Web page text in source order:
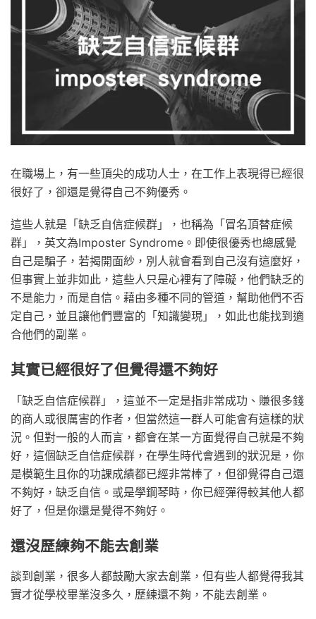
在職場上，有一些頂尖的成功人士，在工作上表現得已經很
很好了，卻還是覺得自己不夠優秀。
這些人就是「缺乏自信症候群」，也稱為「冒名頂替症候
群」，英文為Imposter Syndrome。即使很優秀也總感覺
自己是騙子，若揭開面紗，別人就會看到自己沒有這麼好，
但事實上並非如此，這些人只是心裡有了障礙，他們缺乏的
不是能力，而是自信。藉由多種不同的管道，幫助他們不否
定自己，並且讓他們豐富的「知識變現」，如此也能找到適
合他們的副業。
其實已經很好了但覺得還不夠好
「缺乏自信症候群」，這並不一定是指非常成功、賺很多錢
的商人或很厲害的作者，但當然這一群人可能會有這樣的狀
況。但對一般的人而言，都會在某一方面覺得自己就是不夠
好，這個缺乏自信症候群，在學生時代會遇到的狀況是，你
是模範生且你的功課成績都已經非常棒了，但卻覺得自己還
不夠好，缺乏自信。或是學鋼琴時，你已經彈得較其他人都
好了，但是你還是覺得不夠好。
還沒歷練夠不能去創業
談到創業，很多人都鼓勵大家去創業，但有些人都覺得我其
實才從學校畢業沒多久，歷練還不夠，不能去創業。